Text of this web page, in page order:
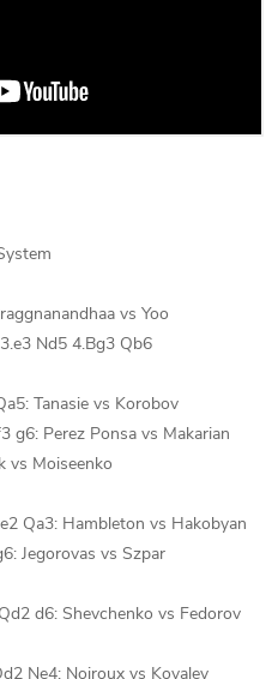
vs Yoo
Nd5 4.Bg3 Qb6
Tanasie vs Korobov
g6: Perez Ponsa vs Makarian
vs Moiseenko
Qa3: Hambleton vs Hakobyan
Jegorovas vs Szpar
d6: Shevchenko vs Fedorov
Ne4: Noiroux vs Kovalev